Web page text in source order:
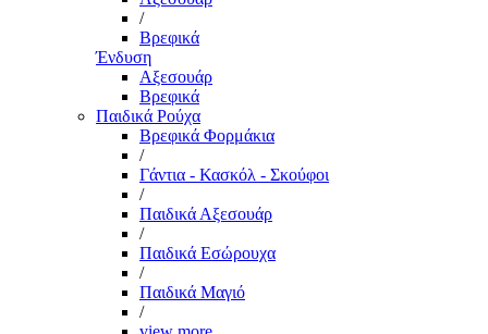
/
Βρεφικά
Ένδυση
Αξεσουάρ
Βρεφικά
Παιδικά Ρούχα
Βρεφικά Φορμάκια
/
Γάντια - Κασκόλ - Σκούφοι
/
Παιδικά Αξεσουάρ
/
Παιδικά Εσώρουχα
/
Παιδικά Μαγιό
/